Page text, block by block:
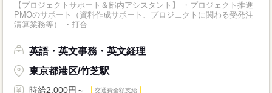
【プロジェクトサポート＆部内アシスタント】 ・プロジェクト推進
PMOのサポート（資料作成サポート、プロジェクトに関わる受発注
清算業務等） ・打合...
英語・英文事務・英文経理
東京都港区/竹芝駅
時給2,000円～ 交通費全額支給